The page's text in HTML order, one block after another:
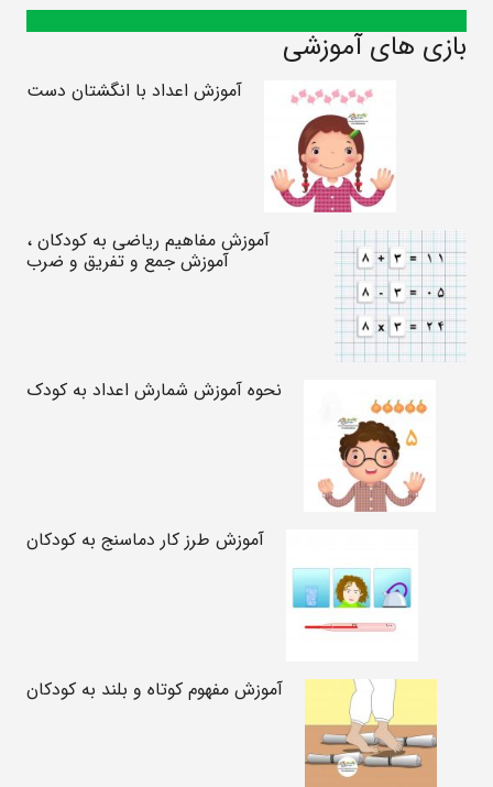
بازی های آموزشی
آموزش اعداد با انگشتان دست
آموزش مفاهیم ریاضی به کودکان ،
آموزش جمع و تفریق و ضرب
نحوه آموزش شمارش اعداد به کودک
آموزش طرز کار دماسنج به کودکان
آموزش مفهوم کوتاه و بلند به کودکان